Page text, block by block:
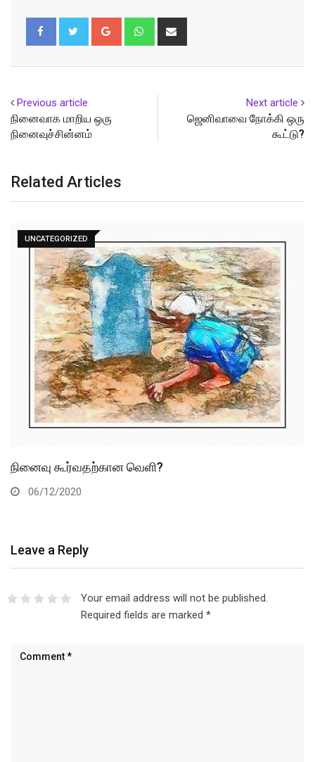
Google+ Whatsapp
Previous article
நினைவாக மாறிய ஒரு
நினைவுச்சின்னம்
Next article
ஜெனிவாவை நோக்கி ஒரு
கூட்டு?
Related Articles
UNCATEGORIZED
நினைவு கூர்வதற்கான வெளி?
06/12/2020
Leave a Reply
Your email address will not be published.
Required fields are marked *